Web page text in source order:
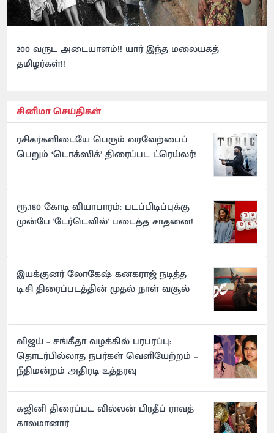
200 வருட அடையாளம்!! யார் இந்த மலையகத்
தமிழர்கள்!!
சினிமா செய்திகள்
ரசிகர்களிடையே பெரும் வரவேற்பைப்
பெறும் ‘டொக்ஸிக்’ திரைப்பட ட்ரெய்லர்!
ரூ.180 கோடி வியாபாரம்: படப்பிடிப்புக்கு
முன்பே 'டேர்டெவில்' படைத்த சாதனை!
இயக்குனர் லோகேஷ் கனகராஜ் நடித்த
டி.சி திரைப்படத்தின் முதல் நாள் வசூல்
விஜய் – சங்கீதா வழக்கில் பரபரப்பு:
தொடர்பில்லாத நபர்கள் வெளியேற்றம் –
நீதிமன்றம் அதிரடி உத்தரவு
கஜினி திரைப்பட வில்லன் பிரதீப் ராவத்
காலமானார்